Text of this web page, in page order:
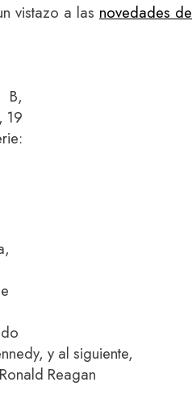
vistazo a las novedades de
B,
19
y al siguiente,
Reagan